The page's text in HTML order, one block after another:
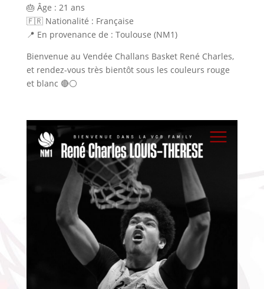
🎂 Âge : 21 ans
🇫🇷 Nationalité : Française
📍 En provenance de : Toulouse (NM1)
Bienvenue au Vendée Challans Basket René Charles,
et rendez-vous très bientôt sous les couleurs rouge
et blanc 🔴⚪